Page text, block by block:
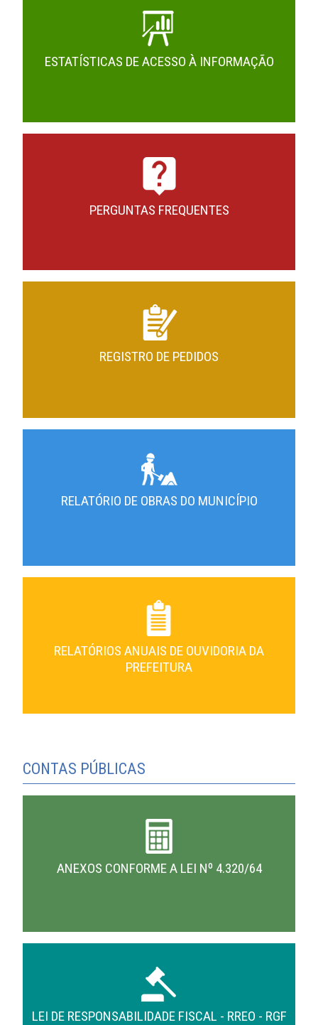
ESTATÍSTICAS DE ACESSO À INFORMAÇÃO
PERGUNTAS FREQUENTES
REGISTRO DE PEDIDOS
RELATÓRIO DE OBRAS DO MUNICÍPIO
RELATÓRIOS ANUAIS DE OUVIDORIA DA
PREFEITURA
CONTAS PÚBLICAS
ANEXOS CONFORME A LEI Nº 4.320/64
LEI DE RESPONSABILIDADE FISCAL - RREO - RGF